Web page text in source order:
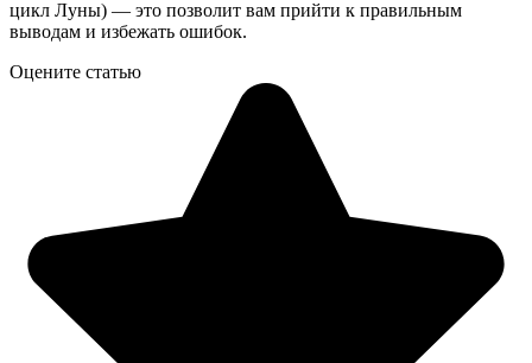
цикл Луны) — это позволит вам прийти к правильным
выводам и избежать ошибок.
Оцените статью